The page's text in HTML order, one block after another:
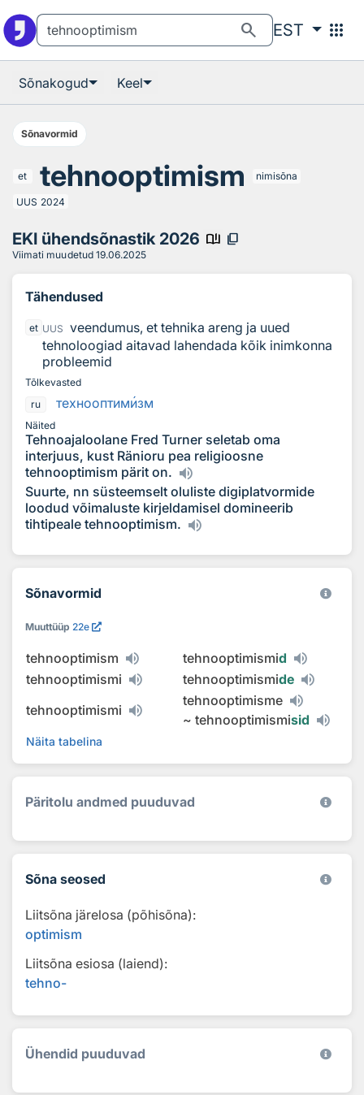
search EST apps
Sõnakogud Keel
Sõnavormid
et tehnooptimism nimisõna
UUS 2024
EKI ühendsõnastik 2026 book_ribbon content_copy
Viimati muudetud 19.06.2025
Tähendused
et UUS
veendumus, et tehnika areng ja uued
tehnoloogiad aitavad lahendada kõik inimkonna
probleemid
Tõlkevasted
ru
технооптимизм
Näited
Tehnoajaloolane Fred Turner seletab oma
interjuus, kust Ränioru pea religioosne
tehnooptimism pärit on.
Suurte, nn süsteemselt oluliste digiplatvormide
loodud võimaluste kirjeldamisel domineerib
tihtipeale tehnooptimism.
Sõnavormid
Muuttüüp 22e
tehnooptimism tehnooptimismid
tehnooptimismi
tehnooptimismide
tehnooptimismi
tehnooptimisme
~ tehnooptimismisid
Näita tabelina
Päritolu andmed puuduvad
Sõna seosed
Liitsõna järelosa (põhisõna):
optimism
Liitsõna esiosa (laiend):
tehno-
Ühendid puuduvad